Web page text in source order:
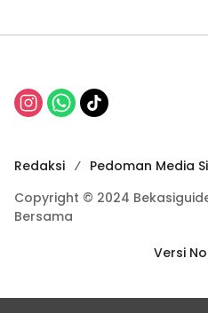
Redaksi
Pedoman Media
Copyright © 2024
Bersama
Versi